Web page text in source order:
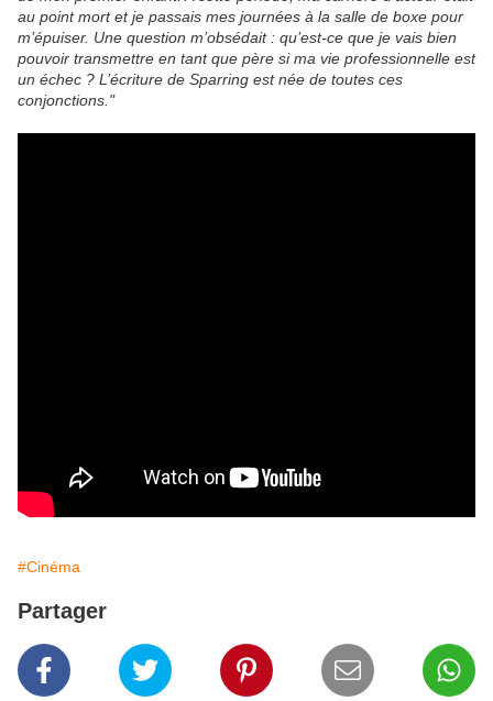
au point mort et je passais mes journées à la salle de boxe pour
m’épuiser. Une question m’obsédait : qu’est-ce que je vais bien
pouvoir transmettre en tant que père si ma vie professionnelle est
un échec ? L’écriture de Sparring est née de toutes ces
conjonctions."
#Cinéma
Partager